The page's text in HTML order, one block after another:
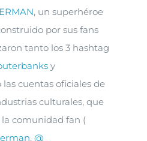
, un superhéroe
por sus fans
tanto los 3 hashtag
y
las cuentas oficiales de
culturales, que
comunidad fan (
, @_